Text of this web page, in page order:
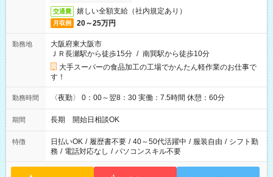
交通費 嬉しい全額支給（社内規定あり）
月収例 20～25万円
勤務地
大阪府東大阪市
ＪＲ長瀬駅から徒歩15分 / 南巽駅から徒歩10分
大手スーパーの食品加工の工場でかんたん軽作業のお仕事で
す！
勤務時間 〈夜勤〉 0：00～翌8：30 実働：7.5時間 休憩：60分
期間 長期 開始日相談OK
特徴 日払いOK / 履歴書不要 / 40～50代活躍中 / 服装自由 / シフト勤
務 / 電話対応なし / パソコンスキル不要